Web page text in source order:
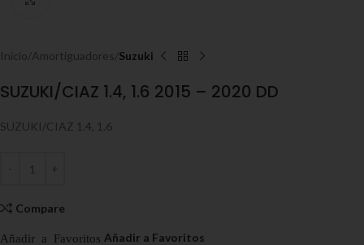
Inicio Amortiguadores Suzuki
SUZUKI/CIAZ 1.4, 1.6 2015 – 2020 DD
SUZUKI/CIAZ 1.4, 1.6
Compare